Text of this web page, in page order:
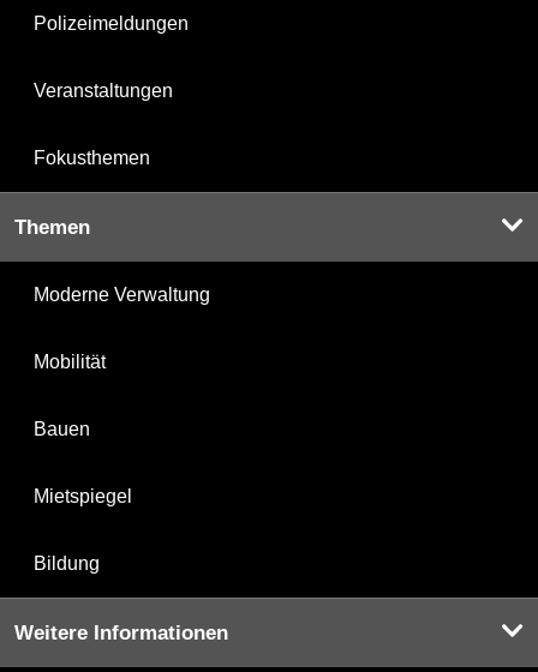
Polizeimeldungen
Veranstaltungen
Fokusthemen
Themen
Moderne Verwaltung
Mobilität
Bauen
Mietspiegel
Bildung
Weitere Informationen